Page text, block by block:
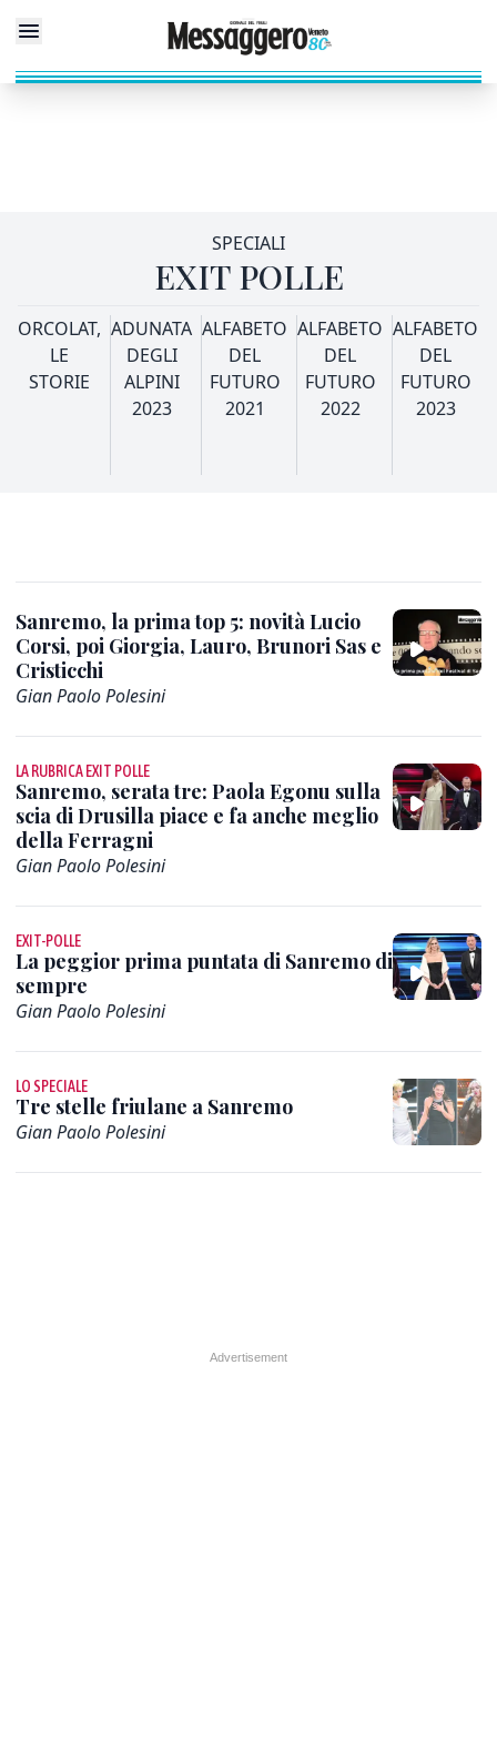
SPECIALI
EXIT POLLE
ORCOLAT,
LE
STORIE
ADUNATA
DEGLI
ALPINI
2023
ALFABETO
DEL
FUTURO
2021
ALFABETO
DEL
FUTURO
2022
ALFABETO
DEL
FUTURO
2023
Sanremo, la prima top 5: novità Lucio
Corsi, poi Giorgia, Lauro, Brunori Sas e
Cristicchi
Gian Paolo Polesini
LA RUBRICA EXIT POLLE
Sanremo, serata tre: Paola Egonu sulla
scia di Drusilla piace e fa anche meglio
della Ferragni
Gian Paolo Polesini
EXIT-POLLE
La peggior prima puntata di Sanremo di
sempre
Gian Paolo Polesini
LO SPECIALE
Tre stelle friulane a Sanremo
Gian Paolo Polesini